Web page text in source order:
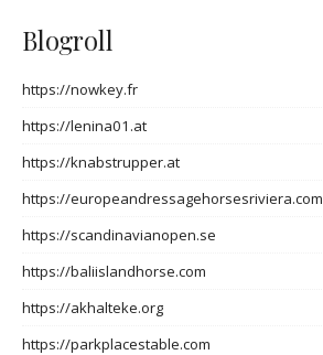
Blogroll
https://nowkey.fr
https://lenina01.at
https://knabstrupper.at
https://europeandressagehorsesriviera.com
https://scandinavianopen.se
https://baliislandhorse.com
https://akhalteke.org
https://parkplacestable.com